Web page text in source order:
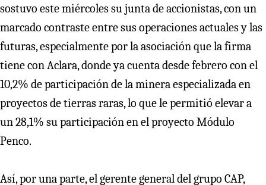
sostuvo este miércoles su junta de accionistas, con un
marcado contraste entre sus operaciones actuales y las
futuras, especialmente por la asociación que la firma
tiene con Aclara, donde ya cuenta desde febrero con el
10,2% de participación de la minera especializada en
proyectos de tierras raras, lo que le permitió elevar a
un 28,1% su participación en el proyecto Módulo
Penco.
Así, por una parte, el gerente general del grupo CAP,